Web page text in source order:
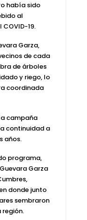
había sido
al
19.
Garza,
de cada
de árboles
y riego, lo
coordinada
campaña
continuidad a
años.
programa,
Garza
donde junto
sembraron
región.